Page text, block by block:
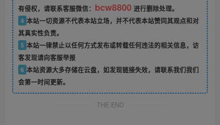
有侵权，请联系客服微信： bcw8800 进行删除处理。
4 本站一切资源不代表本站立场，并不代表本站赞同其观点和对
其真实性负责。
5 本站一律禁止以任何方式发布或转载任何违法的相关信息，访
客发现请向客服举报
6 本站资源大多存储在云盘，如发现链接失效，请联系我们我们
会第一时间更新。
THE END